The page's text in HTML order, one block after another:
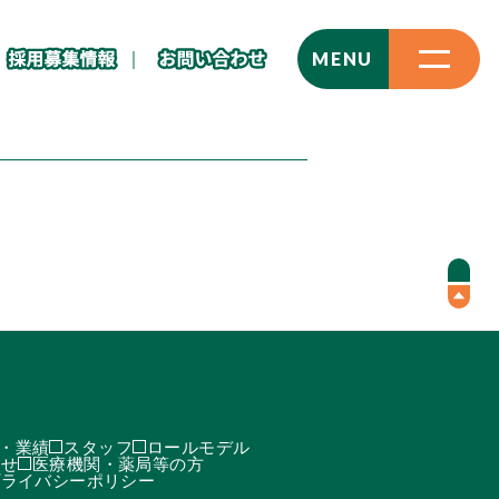
MENU
CLOSE
業績 スタッフ
ロールモデル
医療機関・薬局等の方
イバシーポリシー